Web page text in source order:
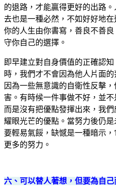
的退路，才能贏得更好的出路
去也是一種必然，不如好好地
你的人生由你書寫，善良不善
守你自己的選擇。
即早建立對自身價值的正確認
時，我們才不會因為他人片面
因為一些無意識的自衛性反擊
害。有時候一件事做不好，並
而是沒有把優點發揮出來，我
耀眼光芒的優點。當努力後仍
要輕易氣餒，缺憾是一種暗示
更多的努力。
六、可以替人著想，但要為自己